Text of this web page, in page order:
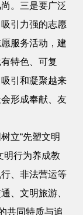
。三是要广泛
引力强的志愿
服务活动，建
特色、可复
引和凝聚越来
形成奉献、友
立“先塑文明
明行为养成教
、非法营运等
、文明旅游、
共同特质与追